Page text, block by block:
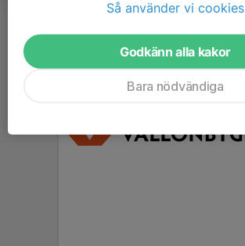
Så använder vi cookies
Godkänn alla kakor
Bara nödvändiga